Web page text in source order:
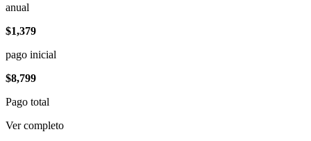
anual
$1,379
pago inicial
$8,799
Pago total
Ver completo